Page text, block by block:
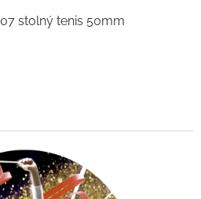
stolný tenis 50mm